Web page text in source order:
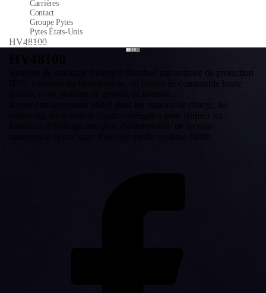
Carrières
Contact
Groupe Pytes
Pytes États-Unis
HV48100
Système de stockage d'énergie distribué par armoire de protection
IP20, intégrant un bloc-batterie, un boîtier de commande haute
Il peut être largement utilisé dans les stations de charge, les
bâtiments, les usines et d'autres scénarios pour réaliser les
fonctions d'écrêtage des pics, d'alimentation de secours